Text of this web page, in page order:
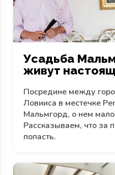
Усадьба
живут
Посредине между
Ловииса в местечке
Мальмгорд, о нем мало
Рассказываем, что за
попасть.